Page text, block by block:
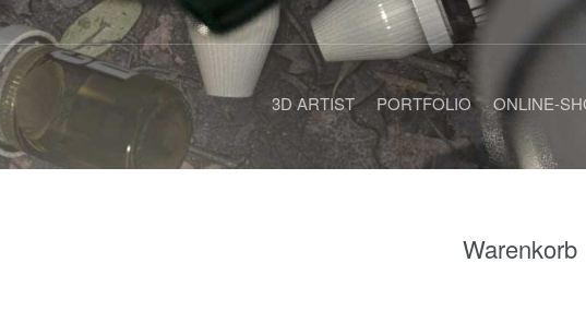
3D ARTIST PORTFOLIO ONLINE-
Warenkorb